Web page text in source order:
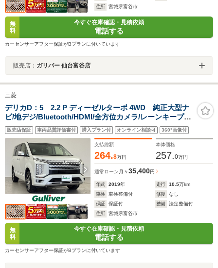
住所
宮城県富谷市
無
料
今すぐ在庫確認・見積依頼
電話する
カーセンサーアフター保証がBプランに付いています
販売店： ガリバー 仙台富谷店
三菱
デリカD：5 2.2 P ディーゼルターボ 4WD 純正大型ナ
ビ/地デジ/Bluetooth/HDMI/全方位カメラ/レーンキープア
シスト/衝突被害軽減ブレーキ/ブラインドスポットモニタ
ー/レーダークルーズコントロール/パワーバックドア/シー
トヒーター/ETC/横滑り防止/禁煙車
販売店保証 車両品質評価書付 購入プラン付 オンライン相談可 360°画像付
支払総額
264.8万円
本体価格
257.0万円
通常ローン 月々35,400円
年式 2019年 走行 10.5万km
車検
車検整備付 修復
なし
保証
保証付 整備
法定整備付
住所
宮城県富谷市
無
料
今すぐ在庫確認・見積依頼
電話する
カーセンサーアフター保証がBプランに付いています